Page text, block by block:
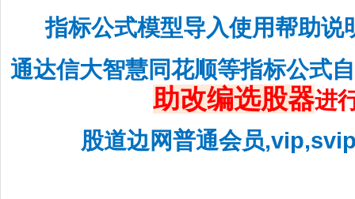
指标公式模型导入使用帮助说
通达信大智慧同花顺等指标公式
助改编选股器进
股道边网普通会员